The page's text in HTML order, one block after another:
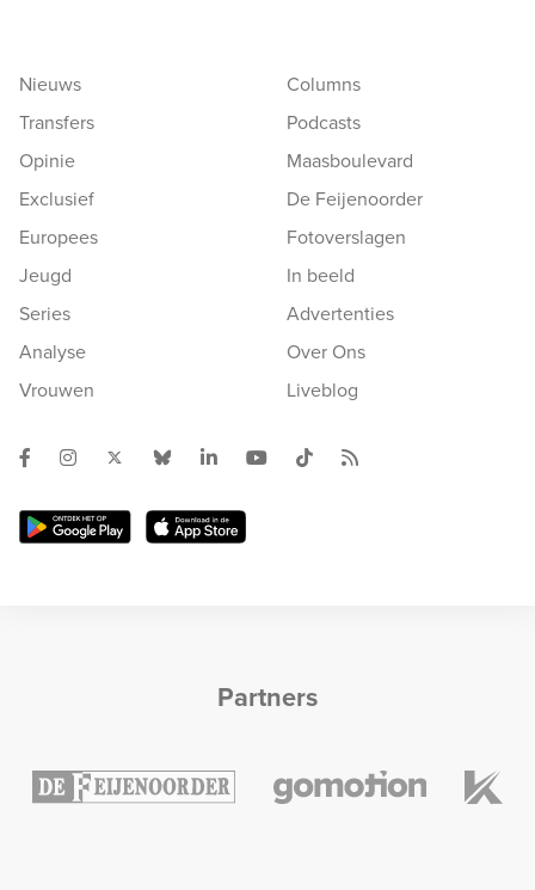
Nieuws
Transfers
Opinie
Exclusief
Europees
Jeugd
Series
Analyse
Vrouwen
Columns
Podcasts
Maasboulevard
De Feijenoorder
Fotoverslagen
In beeld
Advertenties
Over Ons
Liveblog
Partners